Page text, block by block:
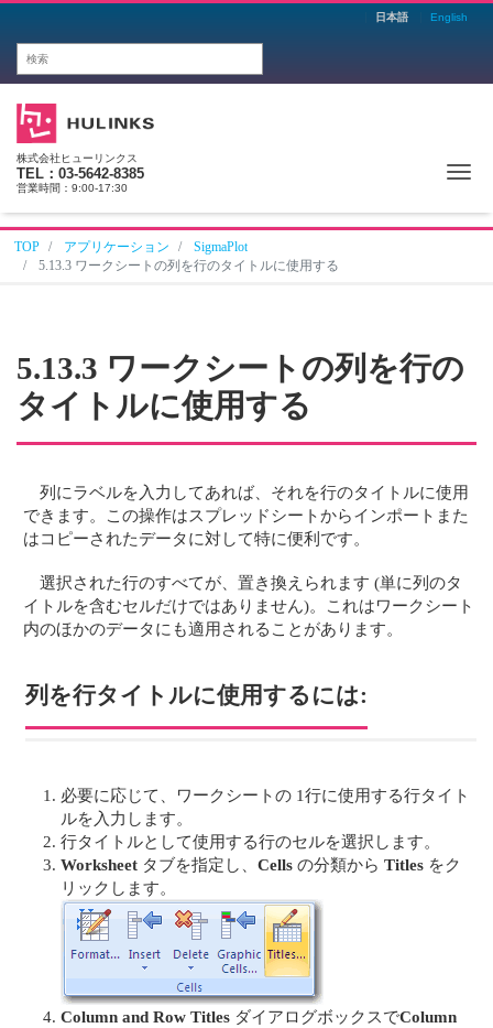
日本語 English
株式会社ヒューリンクス
TEL：03-5642-8385
営業時間：9:00-17:30
TOP アプリケーション
SigmaPlot
5.13.3 ワークシートの列を行のタイトルに使用する
5.13.3 ワークシートの列を行の
タイトルに使用する
列にラベルを入力してあれば、それを行のタイトルに使用
できます。この操作はスプレッドシートからインポートまた
はコピーされたデータに対して特に便利です。
選択された行のすべてが、置き換えられます (単に列のタ
イトルを含むセルだけではありません)。これはワークシート
内のほかのデータにも適用されることがあります。
列を行タイトルに使用するには:
必要に応じて、ワークシートの 1行に使用する行タイト
ルを入力します。
行タイトルとして使用する行のセルを選択します。
Worksheet タブを指定し、 Cells の分類から Titles をク
リックします。
Column and Row Titles ダイアログボックスでColumn